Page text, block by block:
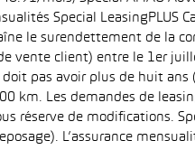
Special LeasingPLUS
le surendettement de la
vente client) entre le 1er
pas avoir plus de huit
km. Les demandes de
réserve de modifications.
L’assurance